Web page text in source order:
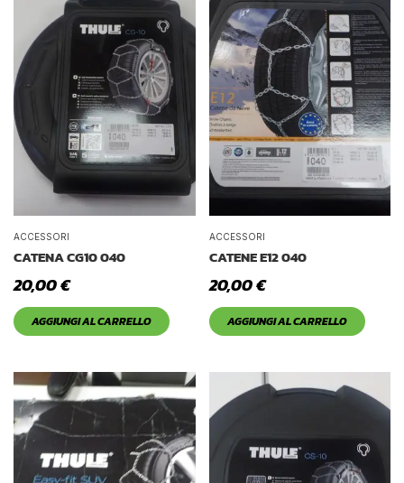
Maniglie
Noleggio
Parti meccaniche
Ponte
Spray
Deghiacciante
Disponibile
In offerta
ACCESSORI
CATENA CG10 040
20,00€
AGGIUNGI AL CARRELLO
ACCESSORI
CATENE E12 040
20,00€
AGGIUNGI AL CARRELLO